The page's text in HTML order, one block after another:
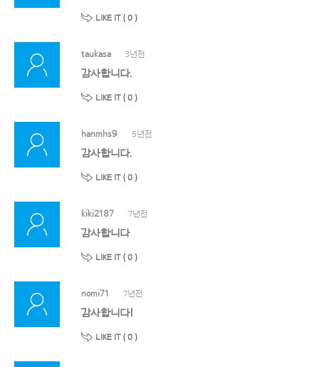
LIKE IT ( 0 )
taukasa 3년전
감사합니다.
LIKE IT ( 0 )
hanmhs9 5년전
감사합니다.
LIKE IT ( 0 )
kiki2187 7년전
감사합니다
LIKE IT ( 0 )
nomi71 7년전
감사합니다!
LIKE IT ( 0 )